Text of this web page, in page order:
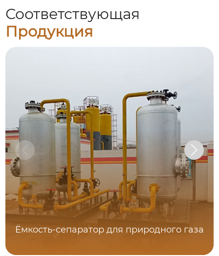
Соответствующая
Продукция
Ёмкость-сепаратор для природного газа